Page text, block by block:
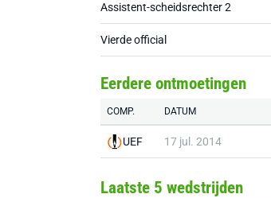
Assistent-scheidsrechter 2
Vierde official
Eerdere ontmoetingen
COMP. DATUM
UEF 17 jul. 2014
Laatste 5 wedstrijden